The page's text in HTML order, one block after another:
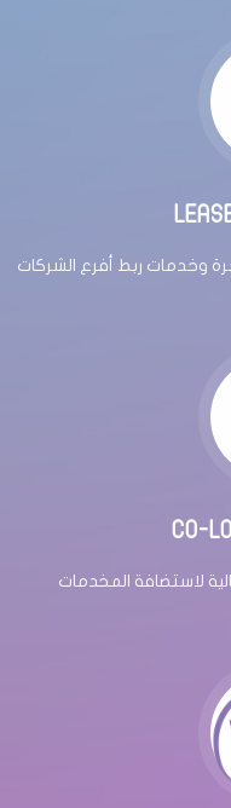
وخدمات ربط أفرع الشركات
لاستضافة المخدمات